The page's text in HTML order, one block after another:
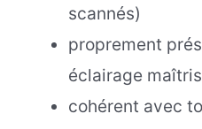
scannés)
proprement
éclairage
cohérent avec